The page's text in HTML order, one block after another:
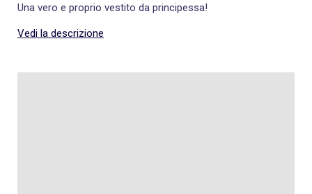
Una vero e proprio vestito da principessa!
Vedi la descrizione